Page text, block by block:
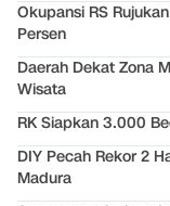
Okupansi RS
Persen
Daerah Dekat Zona
Wisata
RK Siapkan 3.000
DIY Pecah Rekor 2
Madura